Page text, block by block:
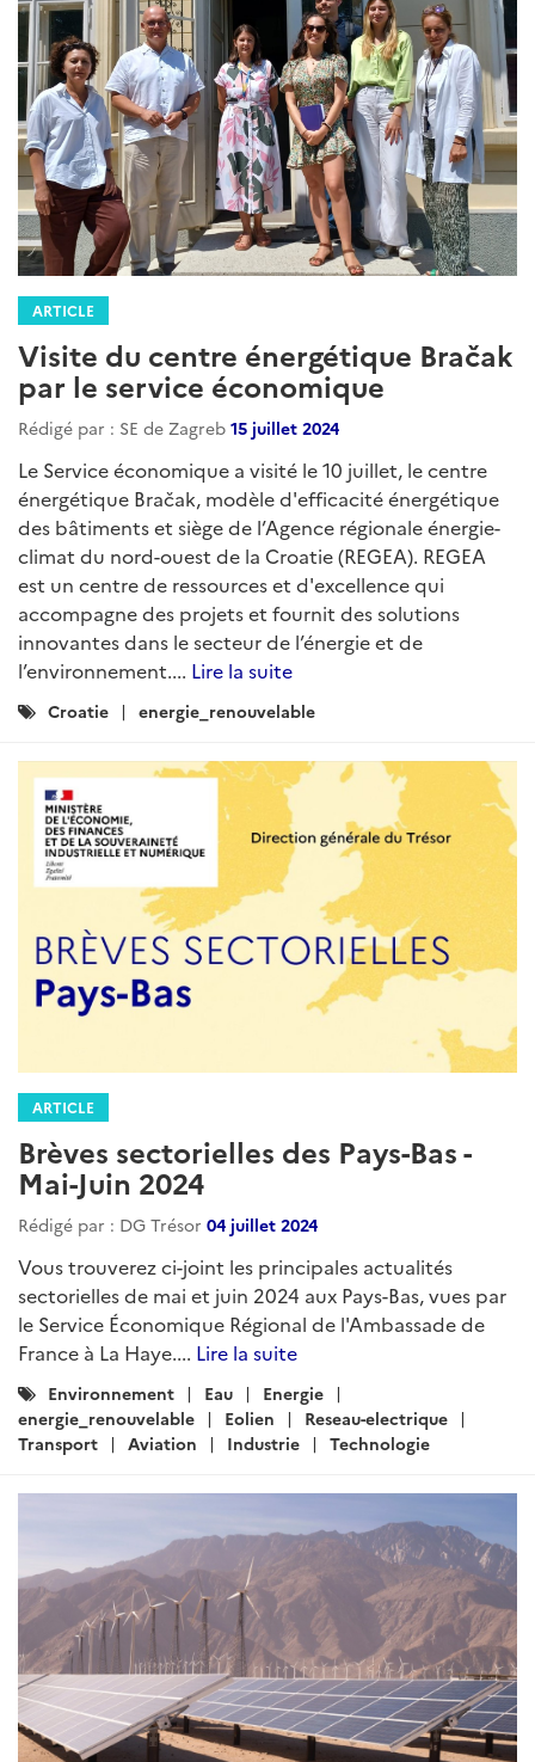
ARTICLE
Visite du centre énergétique Bračak
par le service économique
Rédigé par : SE de Zagreb 15 juillet 2024
Le Service économique a visité le 10 juillet, le centre
énergétique Bračak, modèle d'efficacité énergétique
des bâtiments et siège de l’Agence régionale énergie-
climat du nord-ouest de la Croatie (REGEA). REGEA
est un centre de ressources et d'excellence qui
accompagne des projets et fournit des solutions
innovantes dans le secteur de l’énergie et de
l’environnement.... Lire la suite
Catégories
Croatie energie_renouvelable
ARTICLE
Brèves sectorielles des Pays-Bas -
Mai-Juin 2024
Rédigé par : DG Trésor 04 juillet 2024
Vous trouverez ci-joint les principales actualités
sectorielles de mai et juin 2024 aux Pays-Bas, vues par
le Service Économique Régional de l'Ambassade de
France à La Haye.... Lire la suite
Catégories
:
Environnement Eau
Energie
energie_renouvelable
Eolien
Reseau-electrique
Transport
Aviation Industrie Technologie